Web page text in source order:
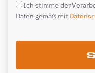
Ich stimme der
Daten gemäß mit